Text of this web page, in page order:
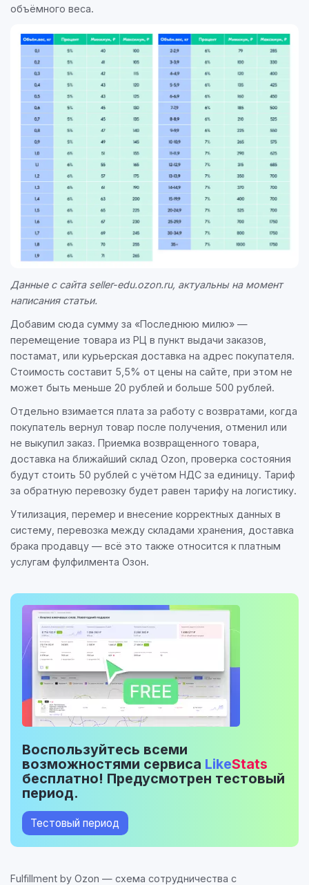
объёмного веса.
Данные с сайта seller-edu.ozon.ru, актуальны на момент
написания статьи.
Добавим сюда сумму за «Последнюю милю» —
перемещение товара из РЦ в пункт выдачи заказов,
постамат, или курьерская доставка на адрес покупателя.
Стоимость составит 5,5% от цены на сайте, при этом не
может быть меньше 20 рублей и больше 500 рублей.
Отдельно взимается плата за работу с возвратами, когда
покупатель вернул товар после получения, отменил или
не выкупил заказ. Приемка возвращенного товара,
доставка на ближайший склад Ozon, проверка состояния
будут стоить 50 рублей с учётом НДС за единицу. Тариф
за обратную перевозку будет равен тарифу на логистику.
Утилизация, перемер и внесение корректных данных в
систему, перевозка между складами хранения, доставка
брака продавцу — всё это также относится к платным
услугам фулфилмента Озон.
Воспользуйтесь всеми
возможностями сервиса LikeStats
бесплатно! Предусмотрен тестовый
период.
Тестовый период
Fulfillment by Ozon — схема сотрудничества с